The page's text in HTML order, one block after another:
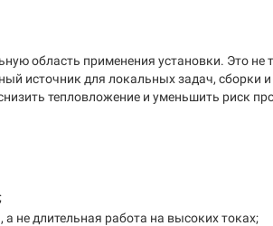
область применения установки. Это
источник для локальных задач, сборки
тепловложение и уменьшить риск
не длительная работа на высоких токах;